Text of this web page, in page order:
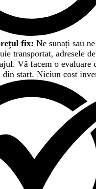
fix: Ne sunați sau
transportat, adresele
Vă facem o evaluare
start. Niciun cost